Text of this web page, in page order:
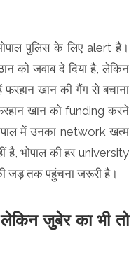
पुलिस के लिए alert है।
को जवाब दे दिया है, लेकिन
खान की गैंग से बचाना
खान को funding करने
में उनका network खत्म
है, भोपाल की हर university
जड़ तक पहुंचना जरूरी है।
जुबेर का भी तो